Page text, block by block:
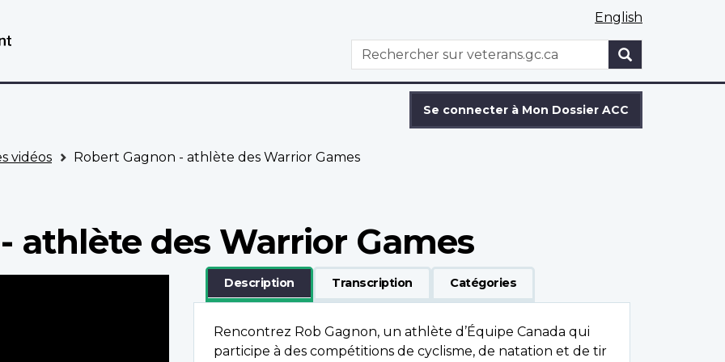
English
WxT
Search
Rechercher
Se connecter à Mon Dossier ACC
vidéos Robert Gagnon - athlète des Warrior Games
athlète des Warrior Games
Description Transcription Catégories
Rencontrez Rob Gagnon, un athlète d’Équipe Canada qui
participe à des compétitions de cyclisme, de natation et de tir